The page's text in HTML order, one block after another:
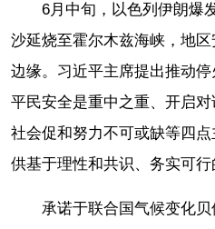
6月中旬，以色列伊朗爆
沙延烧至霍尔木兹海峡，地
边缘。习近平主席提出推动
平民安全是重中之重、开启
社会促和努力不可或缺等四
供基于理性和共识、务实可行
承诺于联合国气候变化